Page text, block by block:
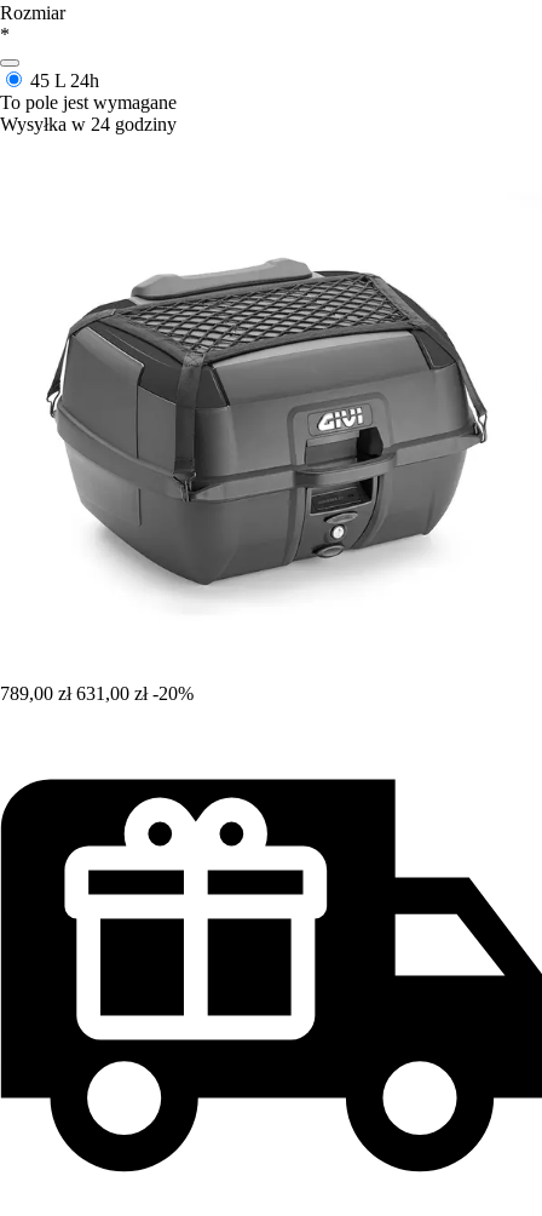
Rozmiar
*
45 L 24h
To pole jest wymagane
Wysyłka w 24 godziny
789,00 zł 631,00 zł -20%